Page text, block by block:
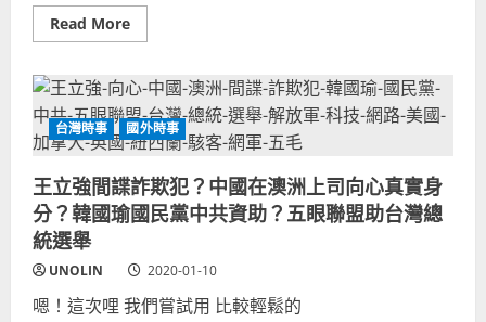
訪-
中
共
外
省
掌
控
台
媒
體
演
藝
Read MoreRead
more
樂
優
彌
撞
臉
家
興，
日
本
神
似
國
民
台灣時事 國外時事
王立強間諜詐欺犯？中國在澳洲上司向心真實身
分？韓國瑜國民黨中共資助？五眼聯盟助台灣總
統選舉
UNOLIN 2020-01-10
嗯！這次哩 我們嘗試用 比較輕鬆的